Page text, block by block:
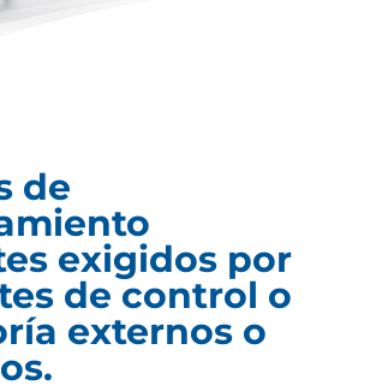
de
exigidos por
de control o
externos o